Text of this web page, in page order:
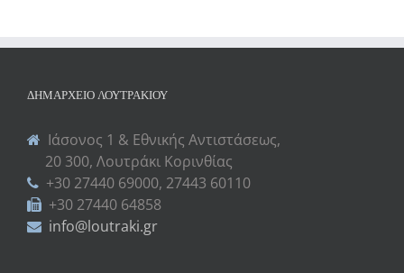
ΔΗΜΑΡΧΕΊΟ ΛΟΥΤΡΑΚΊΟΥ
Ιάσονος 1 & Εθνικής Αντιστάσεως,
20 300, Λουτράκι Κορινθίας
+30 27440 69000, 27443 60110
+30 27440 64858
info@loutraki.gr